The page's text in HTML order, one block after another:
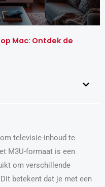
Mac: Ontdek de
televisie-inhoud te
M3U-formaat is een
om verschillende
betekent dat je met een